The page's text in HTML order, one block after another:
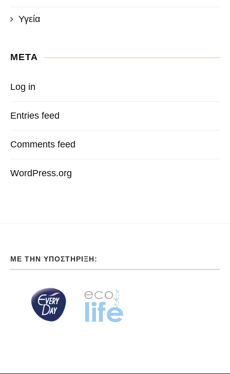
Υγεία
META
Log in
Entries feed
Comments feed
WordPress.org
ΜΕ ΤΗΝ ΥΠΟΣΤΉΡΙΞΗ: